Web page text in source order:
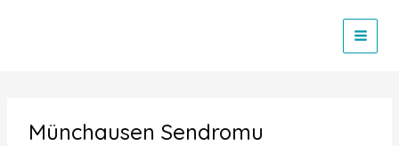
Münchausen Sendromu